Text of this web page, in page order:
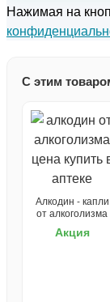
Нажимая на
С этим
Алкодин - капли
от алкоголизма
Акция